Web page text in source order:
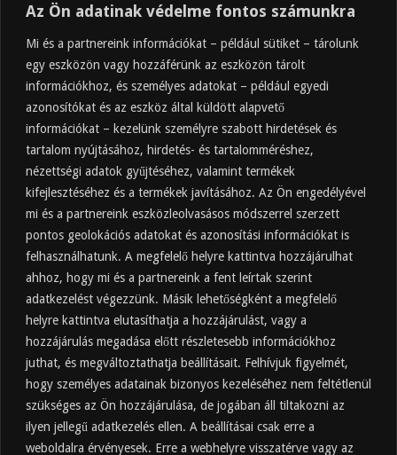
Az Ön adatinak védelme fontos számunkra
Mi és a partnereink információkat – például sütiket – tárolunk
egy eszközön vagy hozzáférünk az eszközön tárolt
információkhoz, és személyes adatokat – például egyedi
azonosítókat és az eszköz által küldött alapvető
információkat – kezelünk személyre szabott hirdetések és
tartalom nyújtásához, hirdetés- és tartalomméréshez,
nézettségi adatok gyűjtéséhez, valamint termékek
kifejlesztéséhez és a termékek javításához. Az Ön engedélyével
mi és a partnereink eszközleolvasásos módszerrel szerzett
pontos geolokációs adatokat és azonosítási információkat is
felhasználhatunk. A megfelelő helyre kattintva hozzájárulhat
ahhoz, hogy mi és a partnereink a fent leírtak szerint
adatkezelést végezzünk. Másik lehetőségként a megfelelő
helyre kattintva elutasíthatja a hozzájárulást, vagy a
hozzájárulás megadása előtt részletesebb információkhoz
juthat, és megváltoztathatja beállításait. Felhívjuk figyelmét,
hogy személyes adatainak bizonyos kezeléséhez nem feltétlenül
szükséges az Ön hozzájárulása, de jogában áll tiltakozni az
ilyen jellegű adatkezelés ellen. A beállításai csak erre a
weboldalra érvényesek. Erre a webhelyre visszatérve vagy az
Felkapott
Almaecet mire jó? 21 gyakori felhasználási
terület
2025.10.31.
Almaecet fogyasztása: mikor, mennyit, mivel
hígítva?
2025.10.30.
Almaecet hatása a szervezetre –
Mit mond a kutatás?
2025.10.15.
Almaecet – Teljes útmutató:
hatások, felhasználás, kockázatok,
beszerzés
2025.10.14.